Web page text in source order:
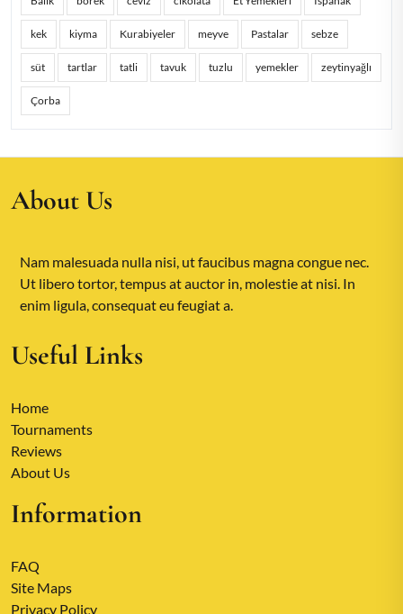
kek kiyma Kurabiyeler meyve Pastalar sebze
süt tartlar tatli tavuk tuzlu yemekler zeytinyağlı
Çorba
About Us
Nam malesuada nulla nisi, ut faucibus magna congue nec.
Ut libero tortor, tempus at auctor in, molestie at nisi. In
enim ligula, consequat eu feugiat a.
Useful Links
Home
Tournaments
Reviews
About Us
Information
FAQ
Site Maps
Privacy Policy